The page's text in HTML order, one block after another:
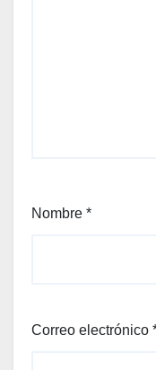
Nombre *
Correo electrónico